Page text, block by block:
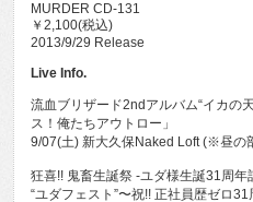
MURDER CD-131
￥2,100(税込)
2013/9/29 Release
Live Info.
流血ブリザード2ndアルバム“イカの
ス！俺たちアウトロー」
9/07(土) 新大久保Naked Loft (※昼の
狂喜!! 鬼畜生誕祭 -ユダ様生誕31周年
“ユダフェスト”〜祝!! 正社員歴ゼロ